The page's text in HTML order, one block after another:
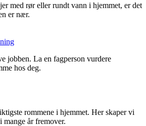
med rør eller rundt vann i hjemmet, er det
er nær.
jobben. La en fagperson vurdere
hos deg.
rommene i hjemmet. Her skaper vi
år fremover.